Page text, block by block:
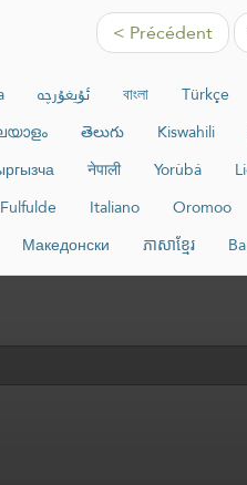
< Précédent
ئۇيغۇرچە বাংলা Türkçe
తెలుగు Kiswahili
नेपाली Yorùbá
Fulfulde Italiano Oromoo
Македонски ភាសាខ្មែរ